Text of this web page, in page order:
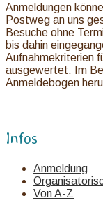
Anmeldungen
Postweg an uns
Besuche ohne
bis dahin
Aufnahmekriterien
ausgewertet. Im
Anmeldebogen
Infos
Anmeldung
Von A-Z